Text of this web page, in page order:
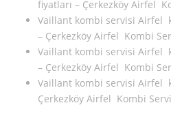
fiyatları – Çerkezköy Airfel
Vaillant kombi servisi Airfel
– Çerkezköy Airfel Kombi
Vaillant kombi servisi Airfel
– Çerkezköy Airfel Kombi
Vaillant kombi servisi Airfel
Çerkezköy Airfel Kombi